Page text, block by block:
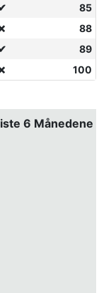
85
88
89
100
6 Månedene